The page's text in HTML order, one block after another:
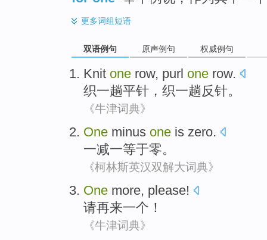
更多词组短语
双语例句 原声例句 权威例句
Knit one row, purl one row.
织一趟平针，织一趟反针。
《牛津词典》
One minus one is zero.
一减一等于零。
《柯林斯英汉双解大词典》
One more, please!
请再来一个 ！
《牛津词典》